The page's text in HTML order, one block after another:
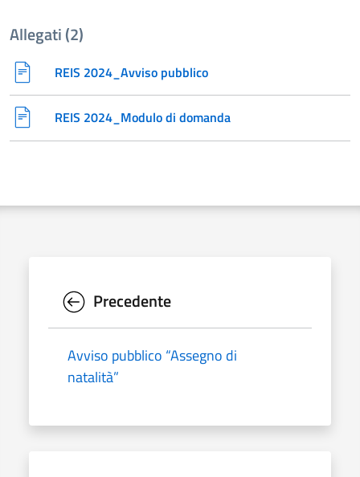
Allegati (2)
REIS 2024_Avviso pubblico
REIS 2024_Modulo di domanda
Precedente
Avviso pubblico “Assegno di
natalità”